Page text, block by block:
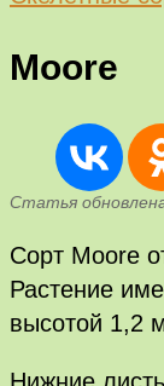
Moore
Статья
Сорт Moore
Растение
высотой 1,2